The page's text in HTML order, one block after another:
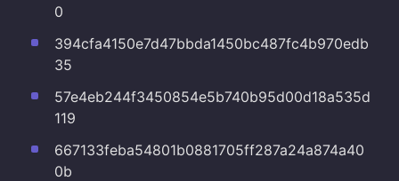
0
394cfa4150e7d47bbda1450bc487fc4b970edb
35
57e4eb244f3450854e5b740b95d00d18a535d
119
667133feba54801b0881705ff287a24a874a40
0b